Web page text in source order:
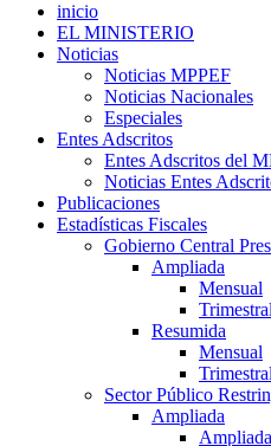
inicio
EL MINISTERIO
Noticias
Noticias MPPEF
Noticias Nacionales
Especiales
Entes Adscritos
Entes Adscritos del
Noticias Entes
Publicaciones
Estadísticas Fiscales
Gobierno Central
Ampliada
Mensual
Trimestral
Resumida
Mensual
Trimestral
Sector Público
Ampliada